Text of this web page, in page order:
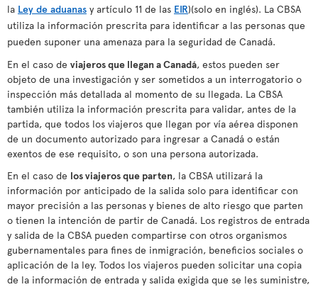
la Ley de aduanas y artículo 11 de las EIR)(solo en inglés). La CBSA
utiliza la información prescrita para identificar a las personas que
pueden suponer una amenaza para la seguridad de Canadá.
En el caso de viajeros que llegan a Canadá, estos pueden ser
objeto de una investigación y ser sometidos a un interrogatorio o
inspección más detallada al momento de su llegada. La CBSA
también utiliza la información prescrita para validar, antes de la
partida, que todos los viajeros que llegan por vía aérea disponen
de un documento autorizado para ingresar a Canadá o están
exentos de ese requisito, o son una persona autorizada.
En el caso de los viajeros que parten, la CBSA utilizará la
información por anticipado de la salida solo para identificar con
mayor precisión a las personas y bienes de alto riesgo que parten
o tienen la intención de partir de Canadá. Los registros de entrada
y salida de la CBSA pueden compartirse con otros organismos
gubernamentales para fines de inmigración, beneficios sociales o
aplicación de la ley. Todos los viajeros pueden solicitar una copia
de la información de entrada y salida exigida que se les suministre,